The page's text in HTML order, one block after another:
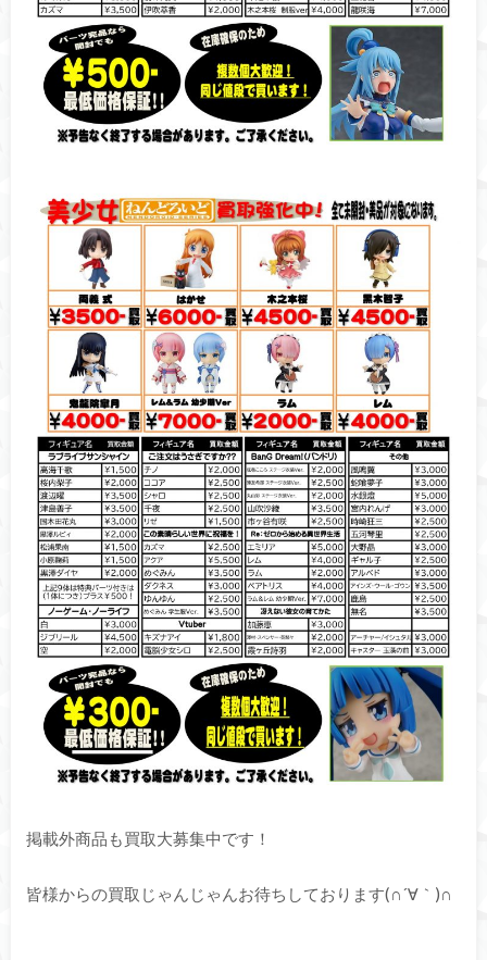
掲載外商品も買取大募集中です！
皆様からの買取じゃんじゃんお待ちしております(∩´∀｀)∩